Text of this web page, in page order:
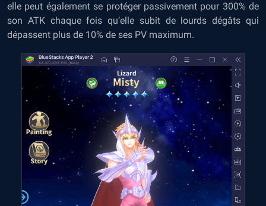
elle peut également se protéger passivement pour 300% de
son ATK chaque fois qu’elle subit de lourds dégâts qui
dépassent plus de 10% de ses PV maximum.